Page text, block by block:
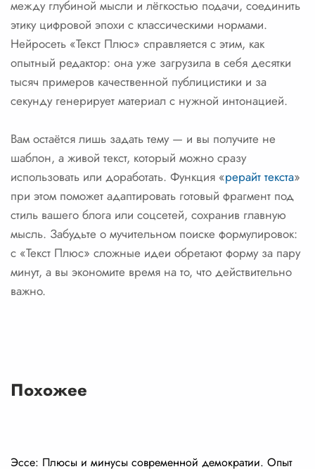
между глубиной мысли и лёгкостью подачи, соединить
этику цифровой эпохи с классическими нормами.
Нейросеть «Текст Плюс» справляется с этим, как
опытный редактор: она уже загрузила в себя десятки
тысяч примеров качественной публицистики и за
секунду генерирует материал с нужной интонацией.
Вам остаётся лишь задать тему — и вы получите не
шаблон, а живой текст, который можно сразу
использовать или доработать. Функция «рерайт текста»
при этом поможет адаптировать готовый фрагмент под
стиль вашего блога или соцсетей, сохранив главную
мысль. Забудьте о мучительном поиске формулировок:
с «Текст Плюс» сложные идеи обретают форму за пару
минут, а вы экономите время на то, что действительно
важно.
Похожее
Эссе: Плюсы и минусы современной демократии. Опыт